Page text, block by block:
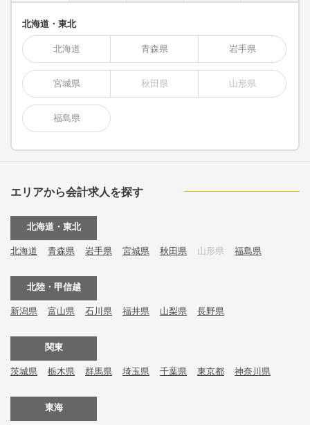
北海道・東北
北海道 青森県 岩手県
宮城県 秋田県 山形県
福島県
エリアから会計求人を探す
北海道・東北
北海道 青森県 岩手県 宮城県 秋田県 山形県 福島県
北陸・甲信越
新潟県 富山県 石川県 福井県 山梨県 長野県
関東
茨城県 栃木県 群馬県 埼玉県 千葉県 東京都 神奈川県
東海